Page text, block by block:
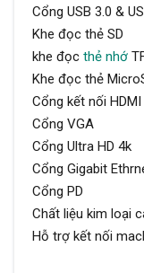
Cổng USB 3.0 &
Khe đọc thẻ SD
khe đọc thẻ nhớ
Khe đọc thẻ
Cổng kết nối HDMI
Cổng VGA
Cổng Ultra HD 4k
Cổng Gigabit
Cổng PD
Chất liệu kim loại
Hỗ trợ kết nối